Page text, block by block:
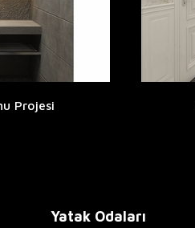
Projesi
Yatak Odaları